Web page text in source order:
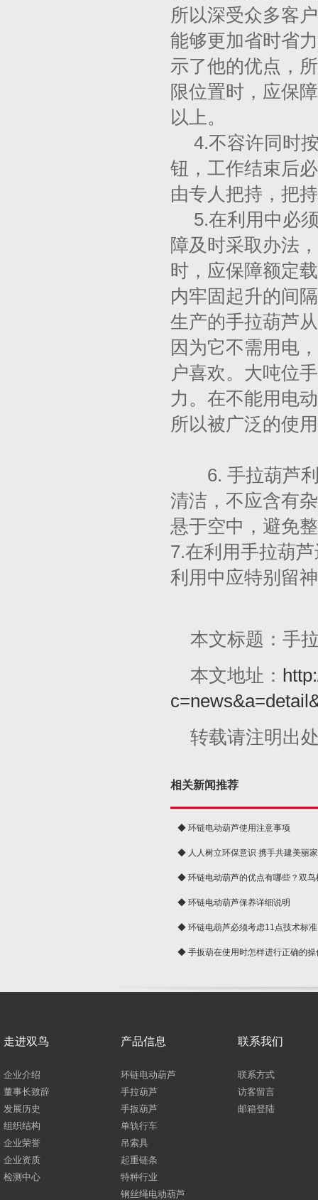
所以深受众多客
能够更加省时省
示了他的优点，
限位置时，应保
以上。
4.不容许同时按
钮，工作结束后
由专人把持，把
5.在利用中必须
障及时采取办法
时，应保障额定
内牢固起升的间
生产的手拉葫芦
因为它不需用电
户喜欢。大吨位
力。在不能用电
所以被广泛的使
6. 手拉葫芦利
清洁，不应含有
悬于空中，避免
7.在利用手拉葫
利用中应特别留
本文标题：手
本文地址：
转载请注明出
相关新闻推荐
◆ 环链电动葫芦使用注意事项
◆ 人人树立环保意识 携手共建美丽
球◆ 环链电动葫芦的优点有哪些？双鸟
◆ 环链电动葫芦保养详细说明
◆ 环链电葫芦必须考虑11点技术标准
◆ 手扳葫在使用时怎样进行正确的操
走进双鸟
企业介绍
董事长致辞
发展历史
组织结构
企业荣誉
企业资质
检测中心
产品信息
环链电动葫芦
手拉葫芦
手扳葫芦
单轨行车
吊索具
起重链条
特种行业
钢丝绳电动葫芦
联系我们
联系方式
访客留言
邮箱登陆